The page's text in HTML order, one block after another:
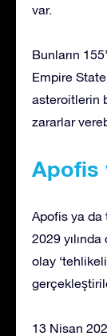
var.
Bunların
Empire State
asteroitlerin
zararlar
Apofis
Apofis ya da
2029
olay
13 Nisan